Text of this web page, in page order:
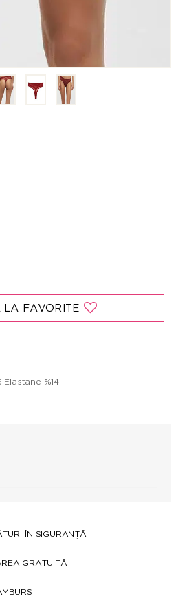
LA FAVORITE
Elastane %14
ÎN SIGURANȚĂ
GRATUITĂ